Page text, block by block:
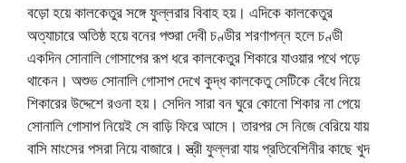
বড়াে হয়ে কালকেতুর সঙ্গে ফুল্লরার বিবাহ হয়। এদিকে কালকেতুর
অত্যাচারে অতিষ্ঠ হয়ে বনের পশুরা দেবী চণ্ডীর শরণাপন্ন হলে চণ্ডী
একদিন সােনালি গােসাপের রূপ ধরে কালকেতুর শিকারে যাওয়ার পথে পড়ে
থাকেন। অশুভ সােনালি গােসাপ দেখে কুদ্ধ কালকেতু সেটিকে বেঁধে নিয়ে
শিকারের উদ্দেশে রওনা হয়। সেদিন সারা বন ঘুরে কোনাে শিকার না পেয়ে
সােনালি গােসাপ নিয়েই সে বাড়ি ফিরে আসে। তারপর সে নিজে বেরিয়ে যায়
বাসি মাংসের পসরা নিয়ে বাজারে। স্ত্রী ফুল্লরা যায় প্রতিবেশিনীর কাছে খুদ